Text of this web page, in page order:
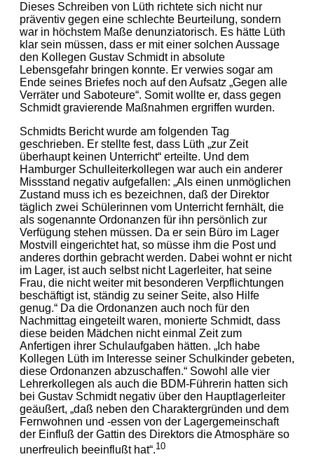
Dieses Schreiben von Lüth richtete sich nicht nur
präventiv gegen eine schlechte Beurteilung, sondern
war in höchstem Maße denunziatorisch. Es hätte Lüth
klar sein müssen, dass er mit einer solchen Aussage
den Kollegen Gustav Schmidt in absolute
Lebensgefahr bringen konnte. Er verwies sogar am
Ende seines Briefes noch auf den Aufsatz „Gegen alle
Verräter und Saboteure“. Somit wollte er, dass gegen
Schmidt gravierende Maßnahmen ergriffen wurden.
Schmidts Bericht wurde am folgenden Tag
geschrieben. Er stellte fest, dass Lüth „zur Zeit
überhaupt keinen Unterricht“ erteilte. Und dem
Hamburger Schulleiterkollegen war auch ein anderer
Missstand negativ aufgefallen: „Als einen unmöglichen
Zustand muss ich es bezeichnen, daß der Direktor
täglich zwei Schülerinnen vom Unterricht fernhält, die
als sogenannte Ordonanzen für ihn persönlich zur
Verfügung stehen müssen. Da er sein Büro im Lager
Mostvill eingerichtet hat, so müsse ihm die Post und
anderes dorthin gebracht werden. Dabei wohnt er nicht
im Lager, ist auch selbst nicht Lagerleiter, hat seine
Frau, die nicht weiter mit besonderen Verpflichtungen
beschäftigt ist, ständig zu seiner Seite, also Hilfe
genug.“ Da die Ordonanzen auch noch für den
Nachmittag eingeteilt waren, monierte Schmidt, dass
diese beiden Mädchen nicht einmal Zeit zum
Anfertigen ihrer Schulaufgaben hätten. „Ich habe
Kollegen Lüth im Interesse seiner Schulkinder gebeten,
diese Ordonanzen abzuschaffen.“ Sowohl alle vier
Lehrerkollegen als auch die BDM-Führerin hatten sich
bei Gustav Schmidt negativ über den Hauptlagerleiter
geäußert, „daß neben den Charaktergründen und dem
Fernwohnen und -essen von der Lagergemeinschaft
der Einfluß der Gattin des Direktors die Atmosphäre so
unerfreulich beeinflußt hat“.10